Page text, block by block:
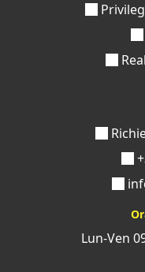
Lun-Ven